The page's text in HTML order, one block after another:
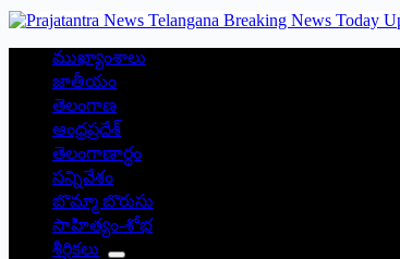
ముఖ్యాంశాలు
జాతీయం
తెలంగాణ
ఆంధ్రప్రదేశ్
తెలంగాణార్థం
సన్నివేశం
బొమ్మా బొరుసు
సాహిత్యం-శోభ
శీర్షికలు